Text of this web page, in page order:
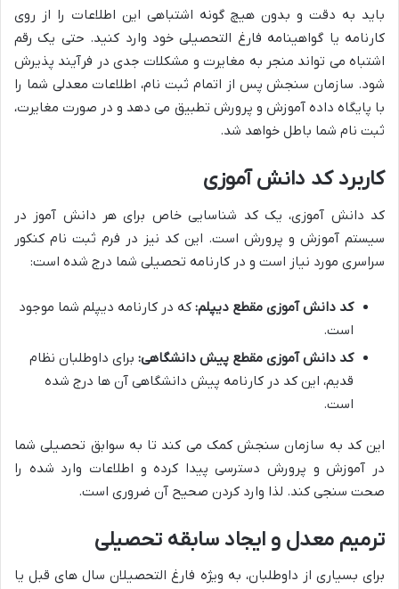
باید به دقت و بدون هیچ گونه اشتباهی این اطلاعات را از روی
کارنامه یا گواهینامه فارغ التحصیلی خود وارد کنید. حتی یک رقم
اشتباه می تواند منجر به مغایرت و مشکلات جدی در فرآیند پذیرش
شود. سازمان سنجش پس از اتمام ثبت نام، اطلاعات معدلی شما را
با پایگاه داده آموزش و پرورش تطبیق می دهد و در صورت مغایرت،
ثبت نام شما باطل خواهد شد.
کاربرد کد دانش آموزی
کد دانش آموزی، یک کد شناسایی خاص برای هر دانش آموز در
سیستم آموزش و پرورش است. این کد نیز در فرم ثبت نام کنکور
سراسری مورد نیاز است و در کارنامه تحصیلی شما درج شده است:
کد دانش آموزی مقطع دیپلم: که در کارنامه دیپلم شما موجود
است.
کد دانش آموزی مقطع پیش دانشگاهی: برای داوطلبان نظام
قدیم، این کد در کارنامه پیش دانشگاهی آن ها درج شده
است.
این کد به سازمان سنجش کمک می کند تا به سوابق تحصیلی شما
در آموزش و پرورش دسترسی پیدا کرده و اطلاعات وارد شده را
صحت سنجی کند. لذا وارد کردن صحیح آن ضروری است.
ترمیم معدل و ایجاد سابقه تحصیلی
برای بسیاری از داوطلبان، به ویژه فارغ التحصیلان سال های قبل یا